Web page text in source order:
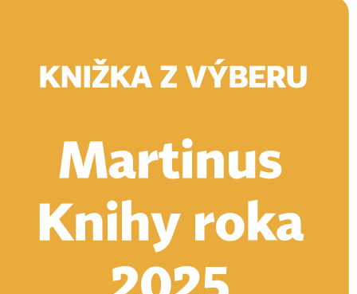
Vyhľadávanie
Vyhľadávanie